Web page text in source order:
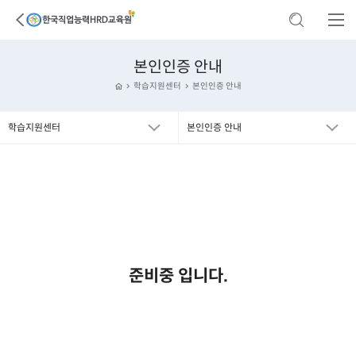
본인인증 안내
학습지원센터 본인인증 안내
학습지원센터 본인인증 안내
준비중 입니다.